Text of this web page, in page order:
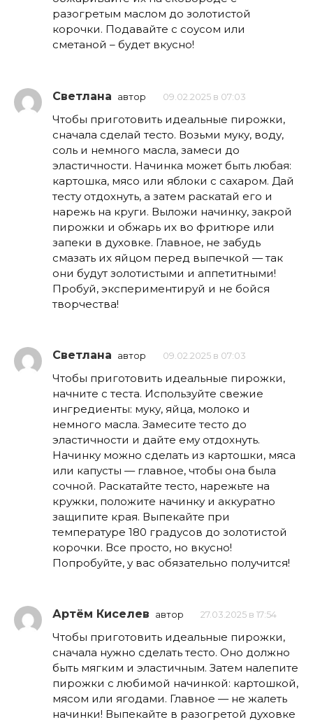
разогретым маслом до золотистой
корочки. Подавайте с соусом или
сметаной – будет вкусно!
Светлана автор 09.02.2025 в 07:03
Чтобы приготовить идеальные пирожки,
сначала сделай тесто. Возьми муку, воду,
соль и немного масла, замеси до
эластичности. Начинка может быть любая:
картошка, мясо или яблоки с сахаром. Дай
тесту отдохнуть, а затем раскатай его и
нарежь на круги. Выложи начинку, закрой
пирожки и обжарь их во фритюре или
запеки в духовке. Главное, не забудь
смазать их яйцом перед выпечкой — так
они будут золотистыми и аппетитными!
Пробуй, экспериментируй и не бойся
творчества!
Светлана автор 09.02.2025 в 07:03
Чтобы приготовить идеальные пирожки,
начните с теста. Используйте свежие
ингредиенты: муку, яйца, молоко и
немного масла. Замесите тесто до
эластичности и дайте ему отдохнуть.
Начинку можно сделать из картошки, мяса
или капусты — главное, чтобы она была
сочной. Раскатайте тесто, нарежьте на
кружки, положите начинку и аккуратно
защипите края. Выпекайте при
температуре 180 градусов до золотистой
корочки. Все просто, но вкусно!
Попробуйте, у вас обязательно получится!
Артём Киселев автор 27.03.2025 в 17:54
Чтобы приготовить идеальные пирожки,
сначала нужно сделать тесто. Оно должно
быть мягким и эластичным. Затем налепите
пирожки с любимой начинкой: картошкой,
мясом или ягодами. Главное — не жалеть
начинки! Выпекайте в разогретой духовке